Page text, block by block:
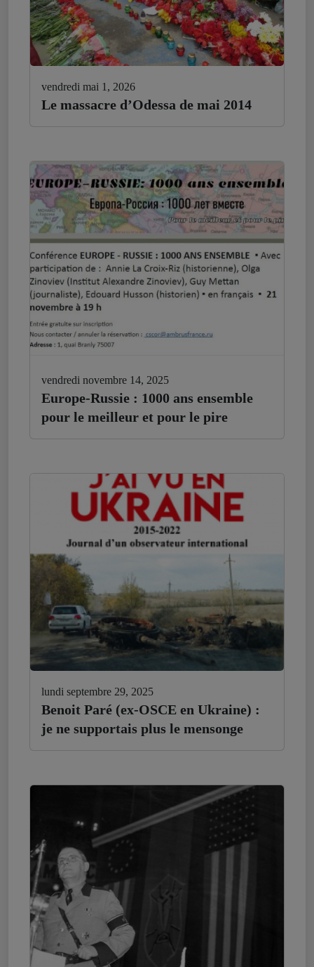
vendredi mai 1, 2026
Le massacre d’Odessa de mai 2014
vendredi novembre 14, 2025
Europe-Russie : 1000 ans ensemble
pour le meilleur et pour le pire
lundi septembre 29, 2025
Benoit Paré (ex-OSCE en Ukraine) :
je ne supportais plus le mensonge